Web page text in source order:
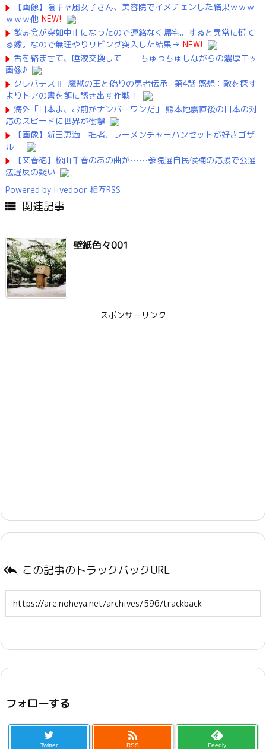
【画像】陰キャ風女子さん、美容院でイメチェンした結果ｗｗｗ
ｗｗｗ他 NEW!
飲み会が突如中止になったので連絡なく帰宅。すると異常に慌て
る嫁。なので無理やりリビング突入した結果→ NEW!
舌を絡ませて、唾液交換して── ちゅっちゅしながらの濃厚エッ
画像♪
クレバテスⅡ-魔獣の王と偽りの勇者伝承- 第4話 感想：敵を探す
よりトアの書を餌に誘き出す作戦！
海外「日本よ、お前がナンバーワンだ」 熊本地震直後の日本の対
応のスピードに世界が衝撃
【画像】新田恵海「拙者、ラーメンチャーハンセットが好きゴザ
ル」
【文春砲】松山千春のあの曲が……参院選自民候補の応援で公選
法違反の疑い
Powered by livedoor 相互RSS
 関連記事
壁紙色々001
スポンサーリンク
 この記事のトラックバックURL
フォローする
Twitter

RSS Feedly